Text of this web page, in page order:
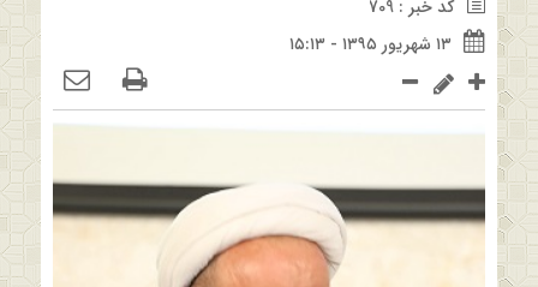
کد خبر : 709
۱۳ شهریور ۱۳۹۵ - ۱۵:۱۳